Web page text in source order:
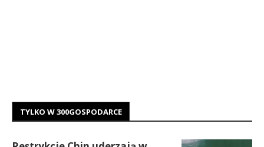
TYLKO W 300GOSPODARCE